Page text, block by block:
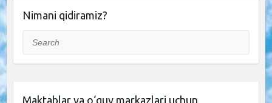
Nimani qidiramiz?
Search
Maktablar va o‘quv markazlari uchun